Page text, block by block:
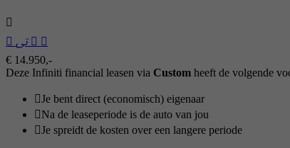
€ 14.950,-
Deze Infiniti financial leasen via Custom heeft de volgende
Je bent direct (economisch) eigenaar
Na de leaseperiode is de auto van jou
Je spreidt de kosten over een langere periode